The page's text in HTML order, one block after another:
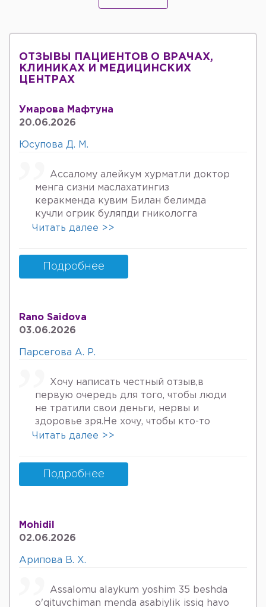
ОТЗЫВЫ ПАЦИЕНТОВ О ВРАЧАХ,
КЛИНИКАХ И МЕДИЦИНСКИХ
ЦЕНТРАХ
Умарова Мафтуна
20.06.2026
Юсупова Д. М.
Ассалому алейкум хурматли доктор
менга сизни маслахатингиз
керакменда кувим Билан белимда
кучли огрик буляпди гникологга
онкологов уролога хирурга учрадим
куйдирдик лекин фойдаси булмаяпди
охири вирус бормикин деган фикрга
келяпман шунинг учун хатто
Беринг 34га кирдим 3та фарзанди бор
хурмат Билан Мафтуна
Читать далее >>
Подробнее
Rano Saidova
03.06.2026
Парсегова А. Р.
Хочу написать честный отзыв,в
первую очередь для того, чтобы люди
не тратили свои деньги, нервы и
здоровье зря.Не хочу, чтобы кто-то
пережил то, что пережила я. Врач
врачебной этике и нормальном
человеческом отношении к людям.
Если хотите попасть в психбольницу
так унижать женщин, убивать в них
надежду, грубить и высокомерно
после осмотра на кресле и грубом
заметила кровяные выделения.
Женщинам старше 30 она выносит
Читать далее >>
Подробнее
Mohidil
02.06.2026
Арипова В. Х.
Assalomu alaykum yoshim 35 beshda
o'qituvchiman menda asabiylik issiq havo